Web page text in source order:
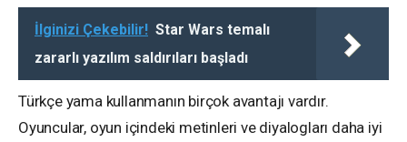
İlginizi Çekebilir! Star Wars temalı
zararlı yazılım saldırıları başladı
Türkçe yama kullanmanın birçok avantajı vardır.
Oyuncular, oyun içindeki metinleri ve diyalogları daha iyi